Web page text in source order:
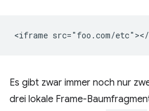
Es gibt zwar immer noch nur
drei lokale Frame-